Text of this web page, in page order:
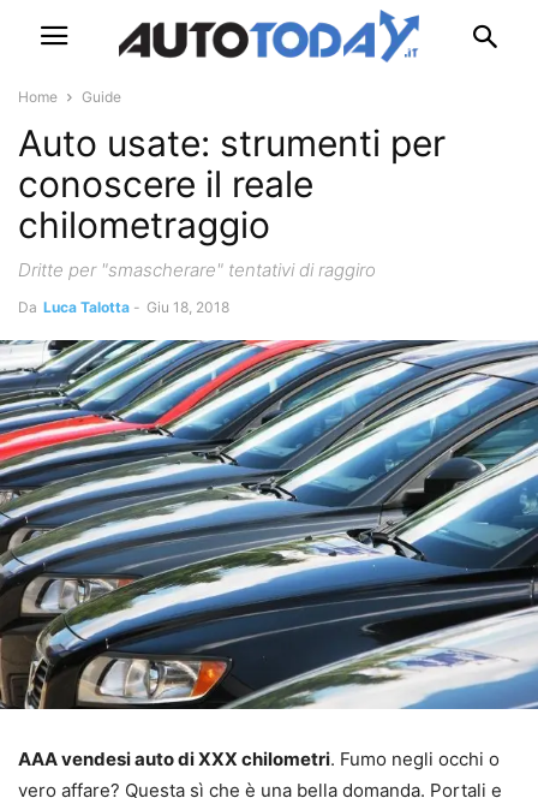
Home Guide
Auto usate: strumenti per
conoscere il reale
chilometraggio
Dritte per "smascherare" tentativi di raggiro
Da Luca Talotta - Giu 18, 2018
AAA vendesi auto di XXX chilometri. Fumo negli occhi o
vero affare? Questa sì che è una bella domanda. Portali e